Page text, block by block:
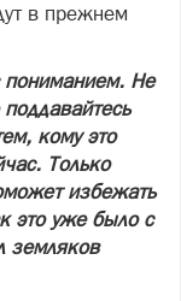
в прежнем
пониманием. Не
кому это
Только
избежать
это уже было с
земляков